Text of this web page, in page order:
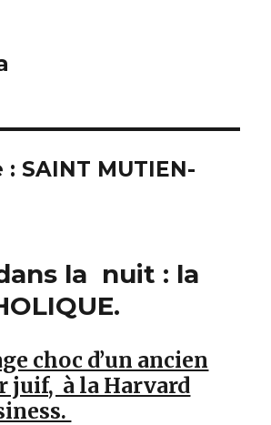
: SAINT MUTIEN-
la nuit : la
choc d’un ancien
juif, à la Harvard